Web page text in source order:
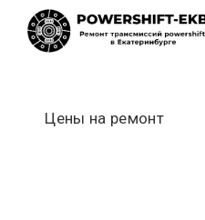
content
Цены на ремонт